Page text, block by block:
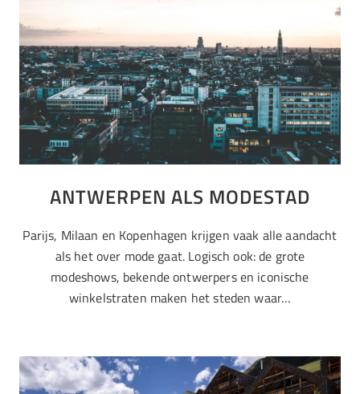
ANTWERPEN ALS MODESTAD
Parijs, Milaan en Kopenhagen krijgen vaak alle aandacht
als het over mode gaat. Logisch ook: de grote
modeshows, bekende ontwerpers en iconische
winkelstraten maken het steden waar…